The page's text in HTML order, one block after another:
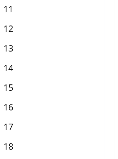
11
12
13
14
15
16
17
18